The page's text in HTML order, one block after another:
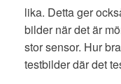
lika. Detta ger
bilder när det är
stor sensor. Hur
testbilder där det